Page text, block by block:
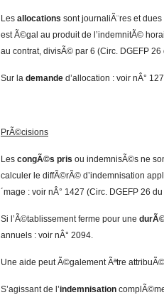
Les allocations sont journaliÃ¨res et
est Ã©gal au produit de l’indemnitÃ©
au contrat, divisÃ© par 6 (Circ. DGEFP 26
Sur la demande d’allocation : voir nÂ°
PrÃ©cisions
Les congÃ©s pris ou indemnisÃ©s ne
calculer le diffÃ©rÃ© d’indemnisation
´mage : voir nÂ° 1427 (Circ. DGEFP 26
Si l’Ã©tablissement ferme pour une
annuels : voir nÂ° 2094.
Une aide peut Ã©galement Ãªtre
S’agissant de l’indemnisation